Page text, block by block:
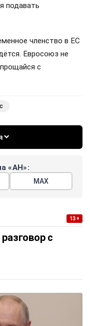
подавать
членство в ЕС
Евросоюз не
с
«АН»:
МАХ
13+
с